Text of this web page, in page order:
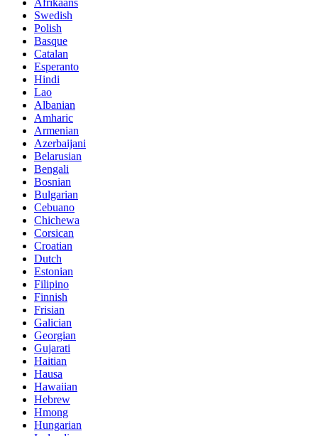
Swedish
Polish
Basque
Catalan
Esperanto
Hindi
Lao
Albanian
Amharic
Armenian
Azerbaijani
Belarusian
Bengali
Bosnian
Bulgarian
Cebuano
Chichewa
Corsican
Croatian
Dutch
Estonian
Filipino
Finnish
Frisian
Galician
Georgian
Gujarati
Haitian
Hausa
Hawaiian
Hebrew
Hmong
Hungarian